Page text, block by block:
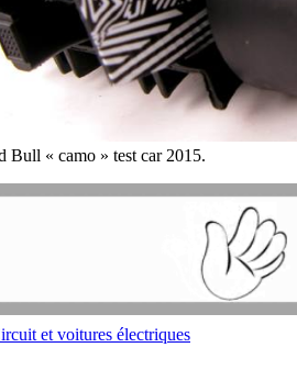
Bull « camo » test car 2015.
et voitures électriques